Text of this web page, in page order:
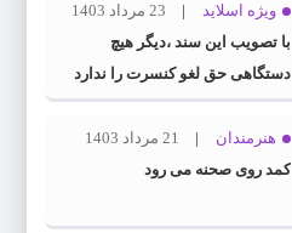
ویژه اسلاید
23 مرداد 1403
با تصویب این سند ،دیگر هیچ
دستگاهی حق لغو کنسرت را ندارد
هنرمندان
21 مرداد 1403
کمد روی صحنه می رود